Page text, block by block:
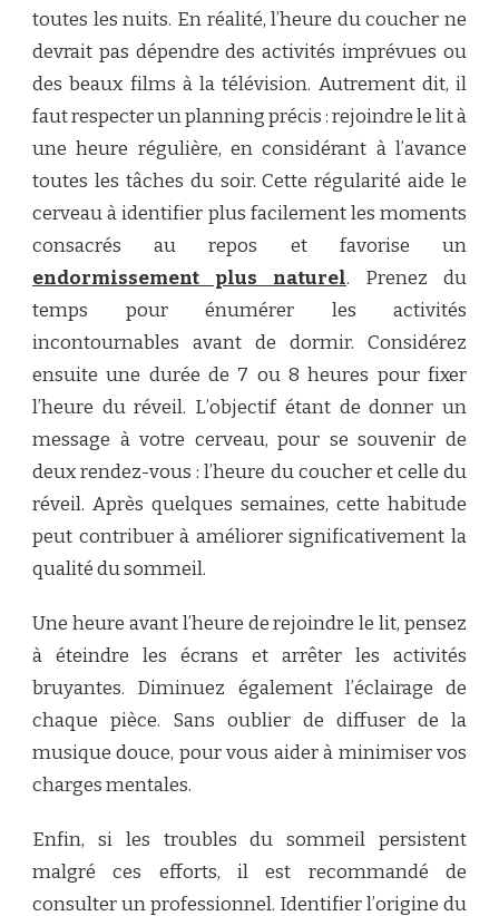
toutes les nuits. En réalité, l’heure du coucher ne
devrait pas dépendre des activités imprévues ou
des beaux films à la télévision. Autrement dit, il
faut respecter un planning précis : rejoindre le lit à
une heure régulière, en considérant à l’avance
toutes les tâches du soir. Cette régularité aide le
cerveau à identifier plus facilement les moments
consacrés au repos et favorise un
endormissement plus naturel. Prenez du
temps pour énumérer les activités
incontournables avant de dormir. Considérez
ensuite une durée de 7 ou 8 heures pour fixer
l’heure du réveil. L’objectif étant de donner un
message à votre cerveau, pour se souvenir de
deux rendez-vous : l’heure du coucher et celle du
réveil. Après quelques semaines, cette habitude
peut contribuer à améliorer significativement la
qualité du sommeil.
Une heure avant l’heure de rejoindre le lit, pensez
à éteindre les écrans et arrêter les activités
bruyantes. Diminuez également l’éclairage de
chaque pièce. Sans oublier de diffuser de la
musique douce, pour vous aider à minimiser vos
charges mentales.
Enfin, si les troubles du sommeil persistent
malgré ces efforts, il est recommandé de
consulter un professionnel. Identifier l’origine du